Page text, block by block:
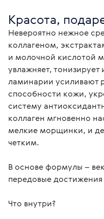
Красота,
Невероятно нежное
коллагеном,
и молочной кислотой
увлажняет,
ламинарии усиливают
способности кожи,
систему
коллаген мгновенно
мелкие морщинки, и
четким.
В основе формулы –
передовые
Что внутри?